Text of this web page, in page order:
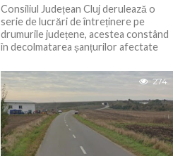
Consiliul Județean Cluj derulează o
serie de lucrări de întreținere pe
drumurile județene, acestea constând
în decolmatarea șanțurilor afectate
274